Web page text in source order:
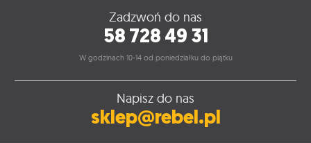
Zadzwoń do nas
58 728 49 31
W godzinach 10-14 od poniedziałku do piątku
Napisz do nas
sklep@rebel.pl